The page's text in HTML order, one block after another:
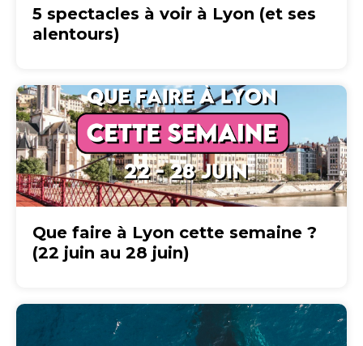
5 spectacles à voir à Lyon (et ses
alentours)
Que faire à Lyon cette semaine ?
(22 juin au 28 juin)